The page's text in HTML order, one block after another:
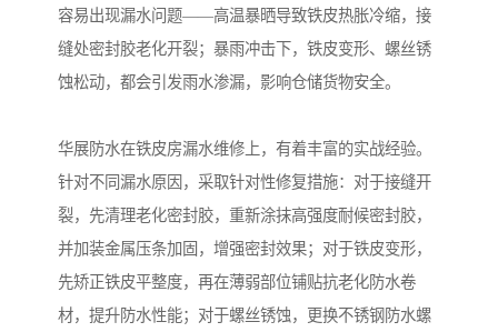
容易出现漏水问题——高温暴晒导致铁皮热胀冷缩，接
缝处密封胶老化开裂；暴雨冲击下，铁皮变形、螺丝锈
蚀松动，都会引发雨水渗漏，影响仓储货物安全。
华展防水在铁皮房漏水维修上，有着丰富的实战经验。
针对不同漏水原因，采取针对性修复措施：对于接缝开
裂，先清理老化密封胶，重新涂抹高强度耐候密封胶，
并加装金属压条加固，增强密封效果；对于铁皮变形，
先矫正铁皮平整度，再在薄弱部位铺贴抗老化防水卷
材，提升防水性能；对于螺丝锈蚀，更换不锈钢防水螺